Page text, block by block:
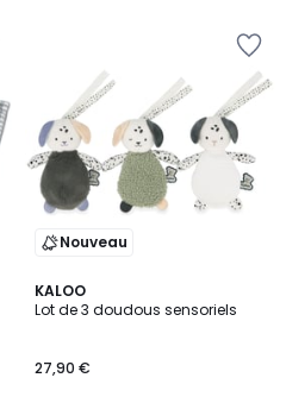
Nouveau
KALOO
Lot de 3 doudous sensoriels
27,90 €